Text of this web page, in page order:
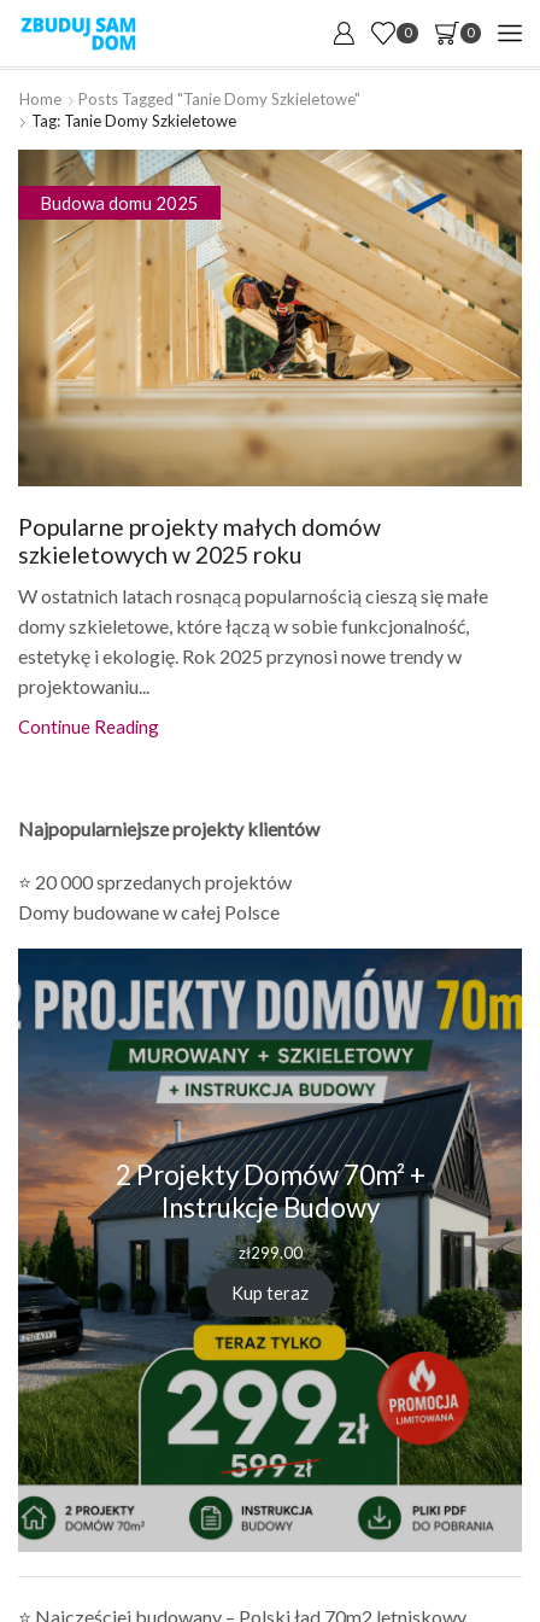
0 0
Home
Posts Tagged "tanie Domy Szkieletowe"
Tag: Tanie Domy Szkieletowe
Budowa domu 2025
Popularne projekty małych domów
szkieletowych w 2025 roku
W ostatnich latach rosnącą popularnością cieszą się małe
domy szkieletowe, które łączą w sobie funkcjonalność,
estetykę i ekologię. Rok 2025 przynosi nowe trendy w
projektowaniu...
Continue Reading
Najpopularniejsze projekty klientów
⭐ 20 000 sprzedanych projektów
Domy budowane w całej Polsce
2 Projekty Domów 70m² +
Instrukcje Budowy
zł299.00
Kup teraz
⭐ Najczęściej budowany – Polski ład 70m2 letniskowy